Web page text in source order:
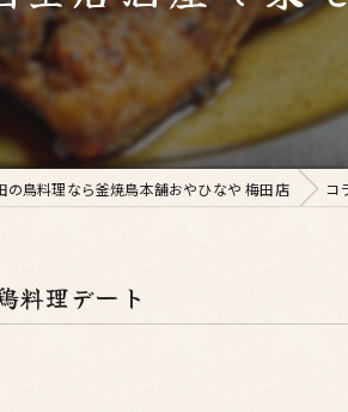
の鳥料理なら釜焼鳥本舗おやひなや 梅田店 コ
料理デート